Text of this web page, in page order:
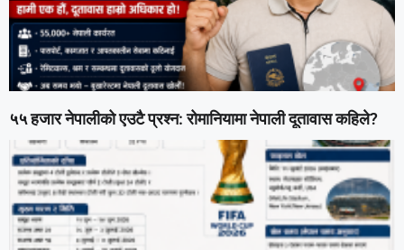
५५ हजार नेपालीको एउटै प्रश्न: रोमानियामा नेपाली दूतावास कहिले?